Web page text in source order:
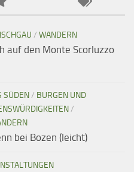
/ WANDERN
auf den Monte Scorluzzo
SÜDEN/ BURGEN UND
/
bei Bozen (leicht)